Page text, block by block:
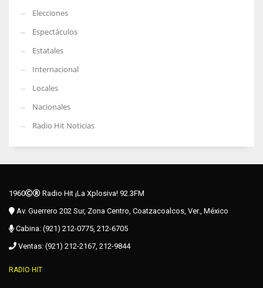
Elecciones
Espectáculos
Estatales
Internacional
Locales
Nacionales
Radio Hit Noticias
1960
Radio Hit ¡La Xplosiva! 92.3FM
Av. Guerrero 202 Sur, Zona Centro, Coatzacoalcos, Ver., México
Cabina: (921) 212-0775, 212-6705
Ventas: (921) 212-2167, 212-9844
RADIO HIT